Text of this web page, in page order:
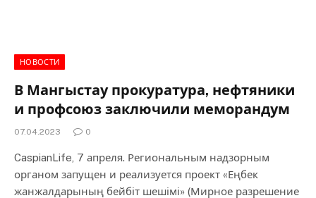
НОВОСТИ
В Мангыстау прокуратура, нефтяники
и профсоюз заключили меморандум
07.04.2023 0
CaspianLife, 7 апреля. Региональным надзорным
органом запущен и реализуется проект «Еңбек
жанжалдарының бейбіт шешімі» (Мирное разрешение